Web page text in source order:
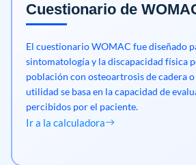
Cuestionario de
El cuestionario WOMAC fue diseñado
sintomatología y la discapacidad física
población con osteoartrosis de cadera
utilidad se basa en la capacidad de
percibidos por el paciente.
Ir a la calculadora